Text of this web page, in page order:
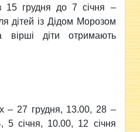
15 грудня до 7 січня –
дітей із Дідом Морозом
вірші діти отримають
– 27 грудня, 13.00, 28 –
5 січня, 10.00, 12 січня